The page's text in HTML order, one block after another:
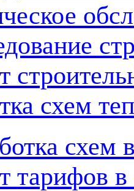
схем
схем
тарифов